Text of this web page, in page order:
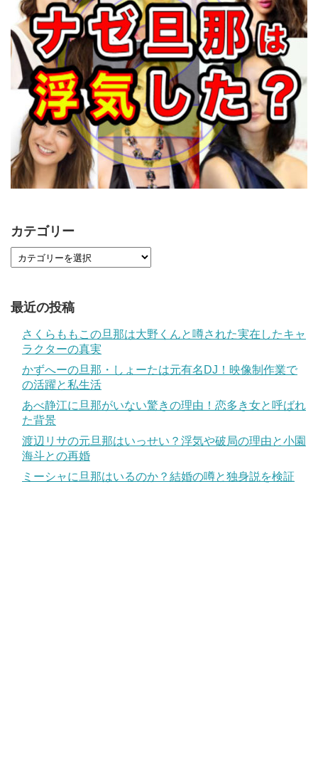
カテゴリー
最近の投稿
さくらももこの旦那は大野くんと噂された実在したキャ
ラクターの真実
かずへーの旦那・しょーたは元有名DJ！映像制作業で
の活躍と私生活
あべ静江に旦那がいない驚きの理由！恋多き女と呼ばれ
た背景
渡辺リサの元旦那はいっせい？浮気や破局の理由と小園
海斗との再婚
ミーシャに旦那はいるのか？結婚の噂と独身説を検証